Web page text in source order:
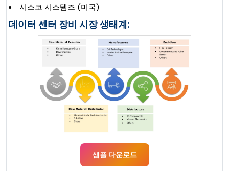
시스코 시스템즈 (미국)
데이터 센터 장비 시장 생태계:
샘플 다운로드